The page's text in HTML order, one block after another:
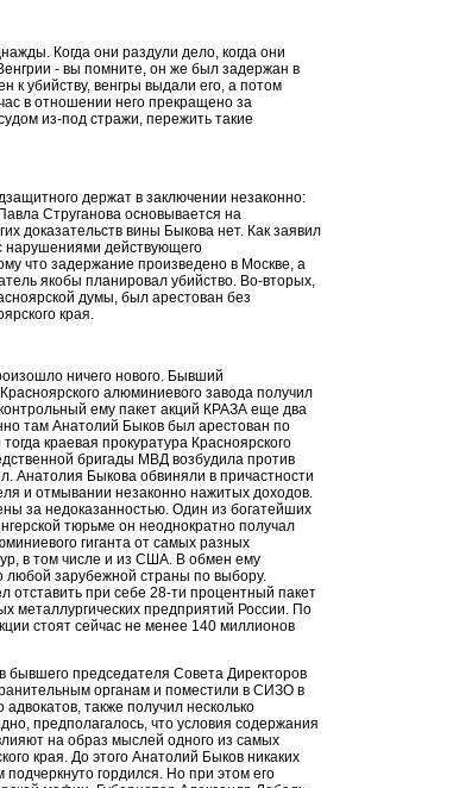
Когда они раздули дело, когда они
- вы помните, он же был задержан в
к убийству, венгры выдали его, а потом
в отношении него прекращено за
из-под стражи, пережить такие
держат в заключении незаконно:
Струганова основывается на
доказательств вины Быкова нет. Как заявил
нарушениями действующего
что задержание произведено в Москве, а
якобы планировал убийство. Во-вторых,
думы, был арестован без
края.
ничего нового. Бывший
алюминиевого завода получил
ему пакет акций КРАЗА еще два
там Анатолий Быков был арестован по
краевая прокуратура Красноярского
бригады МВД возбудила против
Анатолия Быкова обвиняли в причастности
и отмывании незаконно нажитых доходов.
за недоказанностью. Один из богатейших
тюрьме он неоднократно получал
гиганта от самых разных
в том числе и из США. В обмен ему
любой зарубежной страны по выбору.
отставить при себе 28-ти процентный пакет
металлургических предприятий России. По
стоят сейчас не менее 140 миллионов
бывшего председателя Совета Директоров
органам и поместили в СИЗО в
также получил несколько
предполагалось, что условия содержания
на образ мыслей одного из самых
края. До этого Анатолий Быков никаких
гордился. Но при этом его